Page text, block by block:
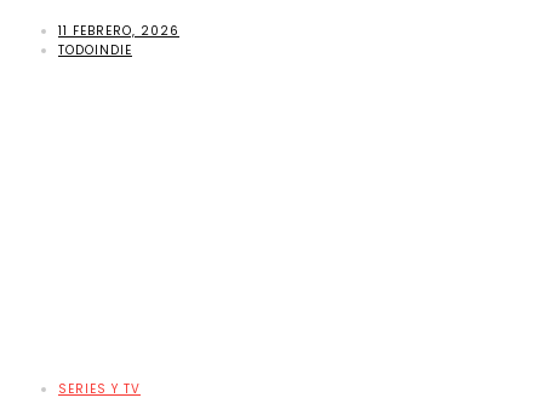
11 FEBRERO, 2026
TODOINDIE
SERIES Y TV